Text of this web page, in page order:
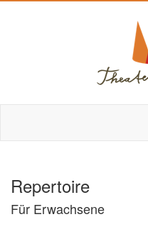
Repertoire
Für Erwachsene